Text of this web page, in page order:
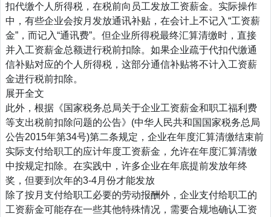
扣代缴个人所得税，在税前向员工发放工资薪金。实际操作
中，有些企业会按月发放通讯补贴，在会计上不记入“工资薪
金”，而记入“通讯费”。但企业所得税最终汇算清缴时，直接
并入工资薪金总额进行税前扣除。如果企业疏于代扣代缴通
信补贴对应的个人所得税，这部分通信补贴将不计入工资薪
金进行税前扣除。
展开全文
此外，根据《国家税务总局关于企业工资薪金和职工福利费
等支出税前扣除问题的公告》(中华人民共和国国家税务总局
公告2015年第34号)第二条规定，企业在年度汇算清缴结束前
实际支付给职工的应计年度工资薪金，允许在年度汇算清缴
中按规定扣除。在实践中，许多企业在年底提前发放年终
奖，但要到次年的3-4月份才能发放
除了按月支付给职工必要的劳动报酬外，企业支付给职工的
工资薪金可能存在一些其他特殊情况，需要合规地确认工资